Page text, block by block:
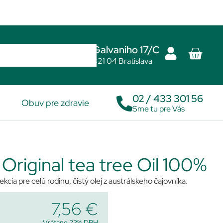
Galvaniho 17/C
821 04 Bratislava
Obuv pre zdravie 02 / 433 301 56
Sme tu pre Vás
tea tree Oil 100%
pre celú rodinu, čistý olej z austrálskeho čajovníka.
7,56 €